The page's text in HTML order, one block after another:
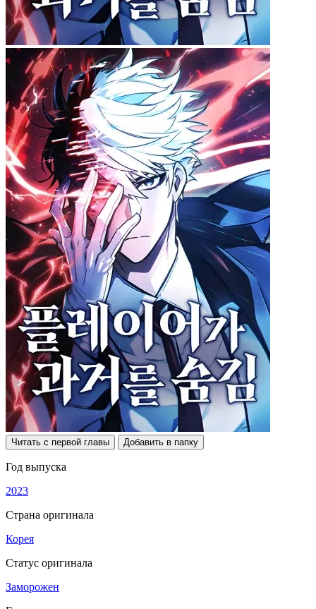
Читать с первой главы Добавить в папку
Год выпуска
2023
Страна оригинала
Корея
Статус оригинала
Заморожен